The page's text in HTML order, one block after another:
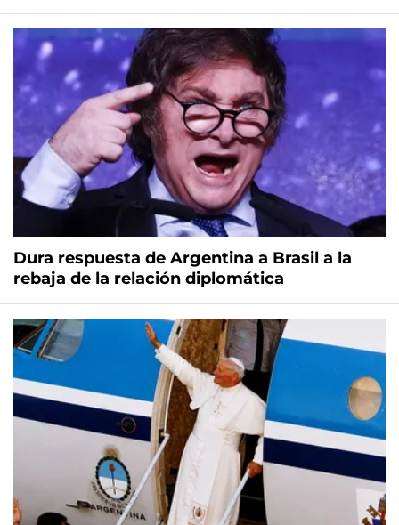
Dura respuesta de Argentina a Brasil a la
rebaja de la relación diplomática